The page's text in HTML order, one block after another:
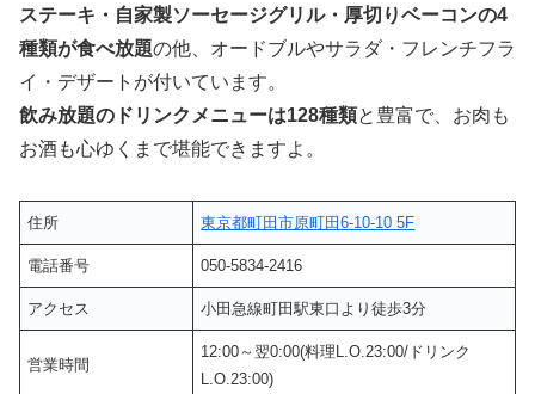
ステーキ・自家製ソーセージグリル・厚切りベーコンの4
種類が食べ放題の他、オードブルやサラダ・フレンチフラ
イ・デザートが付いています。
飲み放題のドリンクメニューは128種類と豊富で、お肉も
お酒も心ゆくまで堪能できますよ。
住所 東京都町田市原町田6-10-10 5F
電話番号 050-5834-2416
アクセス 小田急線町田駅東口より徒歩3分
営業時間
12:00～翌0:00(料理L.O.23:00/ドリンク
L.O.23:00)